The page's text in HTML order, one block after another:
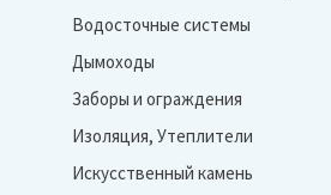
Водосточные системы
Дымоходы
Заборы и ограждения
Изоляция, Утеплители
Искусственный камень